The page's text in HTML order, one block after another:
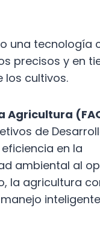
una tecnología
precisos y en
los cultivos.
Agricultura
de
en la
ambiental al
la agricultura